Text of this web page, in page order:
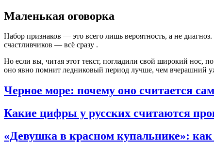
Маленькая оговорка
Набор признаков — это всего лишь вероятность, а не
счастливчиков — всё сразу .
Но если вы, читая этот текст, погладили свой широкий нос,
оно явно помнит ледниковый период лучше, чем вчерашний
Черное море: почему оно считается
Какие цифры у русских считаются
«Девушка в красном купальнике»: